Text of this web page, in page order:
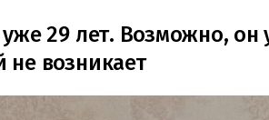
29 лет. Возможно,
не возникает